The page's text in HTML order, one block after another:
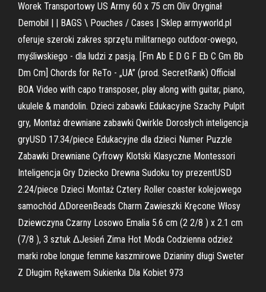
Worek Transportowy US Army 60 x 75 cm Oliv Oryginał
Demobil | | BAGS \ Pouches / Cases | Sklep armyworld.pl
oferuje szeroki zakres sprzętu militarnego outdoor-owego,
myśliwskiego - dla ludzi z pasją. [Fm Ab E D G F Eb C Gm Bb
Dm Cm] Chords for ReTo - „UA” (prod. SecretRank) Official
BOA Video with capo transposer, play along with guitar, piano,
ukulele & mandolin. Dzieci zabawki Edukacyjne Szachy Pulpit
gry, Montaż drewniane zabawki Qwirkle Dorosłych inteligencja
gryUSD 17.34/piece Edukacyjne dla dzieci Numer Puzzle
Zabawki Drewniane Cyfrowy Klotski Klasyczne Montessori
Inteligencja Gry Dziecko Drewna Sudoku toy prezentUSD
2.24/piece Dzieci Montaż Cztery Roller coaster kolejowego
samochód ᐃDoreenBeads Charm Zawieszki Kręcone Włosy
Dziewczyna Czarny Losowo Emalia 5.6 cm (2 2/8 ) x 2.1 cm
(7/8 ), 3 sztuk ᐃJesień Zima Hot Moda Codzienna odzież
marki robe longue femme kaszmirowe Dzianiny długi Sweter
Z Długim Rękawem Sukienka Dla Kobiet 973